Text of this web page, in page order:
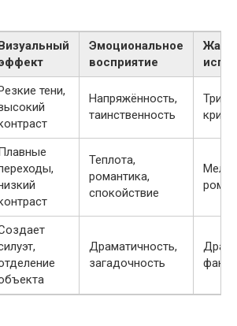
Эмоциональное
восприятие
тени,
Напряжённость,
таинственность
Теплота,
романтика,
спокойствие
Драматичность,
загадочность